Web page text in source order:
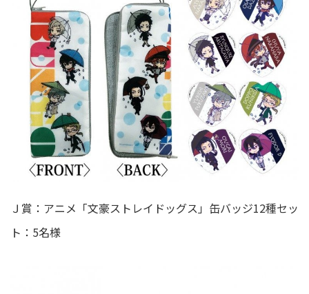
Ｊ賞：アニメ「文豪ストレイドッグス」缶バッジ12種セッ
ト：5名様